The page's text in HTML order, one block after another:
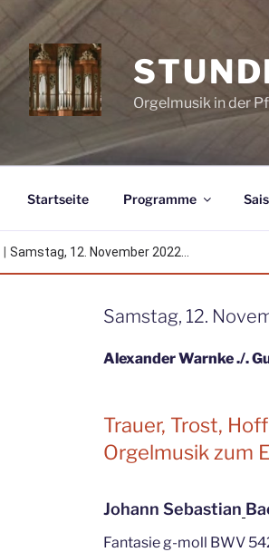
Orgelmusik in der
Startseite Programme
Samstag, 12. November 2022...
Samstag, 12.
Alexander Warnke ./.
Trauer, Trost,
Orgelmusik zum
Johann Sebastian
Fantasie g-moll BWV